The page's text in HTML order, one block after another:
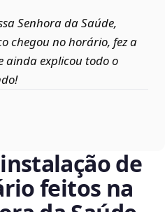
Senhora da Saúde,
chegou no horário, fez a
ainda explicou todo o
de
feitos na